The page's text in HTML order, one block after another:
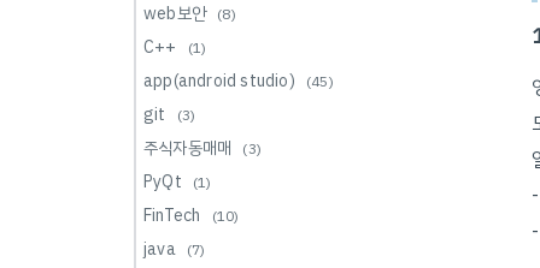
web보안 (8)
C++ (1)
app(android studio) (45)
git (3)
주식자동매매 (3)
PyQt (1)
FinTech (10)
java (7)